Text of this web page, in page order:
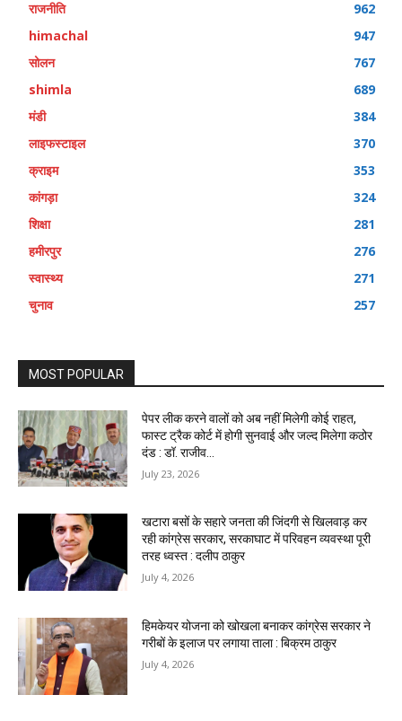
राजनीति
962
himachal
947
सोलन
767
shimla
689
मंडी
384
लाइफस्टाइल
370
क्राइम
353
कांगड़ा
324
शिक्षा
281
हमीरपुर
276
स्वास्थ्य
271
चुनाव
257
MOST POPULAR
पेपर लीक करने वालों को अब नहीं मिलेगी कोई राहत,
फास्ट ट्रैक कोर्ट में होगी सुनवाई और जल्द मिलेगा कठोर
दंड : डॉ. राजीव...
July 23, 2026
खटारा बसों के सहारे जनता की जिंदगी से खिलवाड़ कर
रही कांग्रेस सरकार, सरकाघाट में परिवहन व्यवस्था पूरी
तरह ध्वस्त : दलीप ठाकुर
July 4, 2026
हिमकेयर योजना को खोखला बनाकर कांग्रेस सरकार ने
गरीबों के इलाज पर लगाया ताला : बिक्रम ठाकुर
July 4, 2026